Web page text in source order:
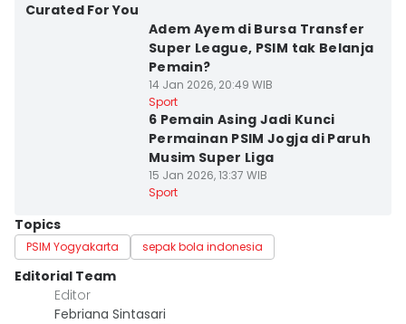
Curated For You
Adem Ayem di Bursa Transfer
Super League, PSIM tak Belanja
Pemain?
14 Jan 2026, 20:49 WIB
Sport
6 Pemain Asing Jadi Kunci
Permainan PSIM Jogja di Paruh
Musim Super Liga
15 Jan 2026, 13:37 WIB
Sport
Topics
PSIM Yogyakarta sepak bola indonesia
Editorial Team
Editor
Febriana Sintasari